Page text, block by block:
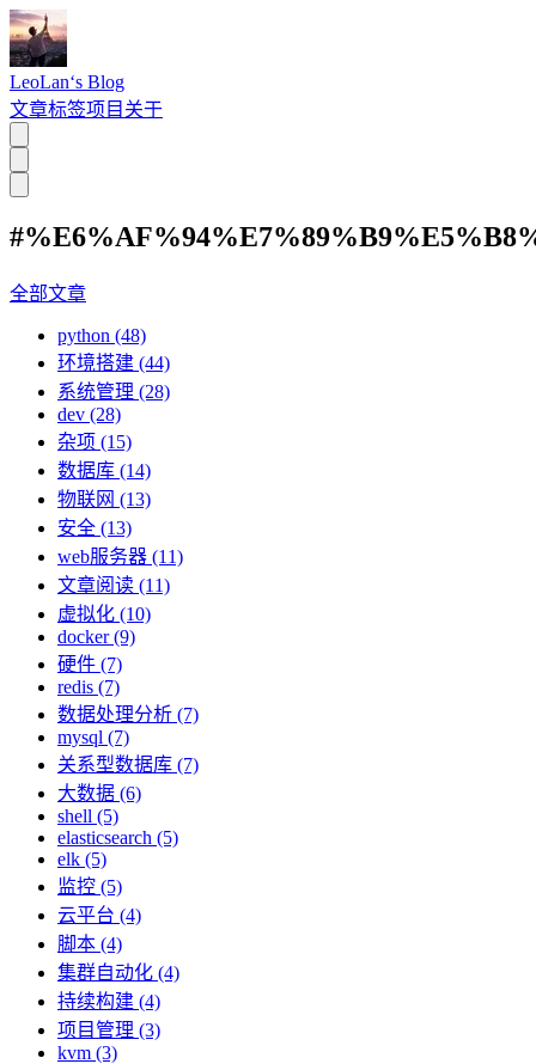
LeoLan‘s Blog
文章标签项目 关于
全部文章
python (48)
环境搭建 (44)
系统管理 (28)
dev (28)
杂项 (15)
数据库 (14)
物联网 (13)
安全 (13)
web服务器 (11)
文章阅读 (11)
虚拟化 (10)
docker (9)
硬件 (7)
redis (7)
数据处理分析 (7)
mysql (7)
关系型数据库 (7)
大数据 (6)
shell (5)
elasticsearch (5)
elk (5)
监控 (5)
云平台 (4)
脚本 (4)
集群自动化 (4)
持续构建 (4)
项目管理 (3)
kvm (3)